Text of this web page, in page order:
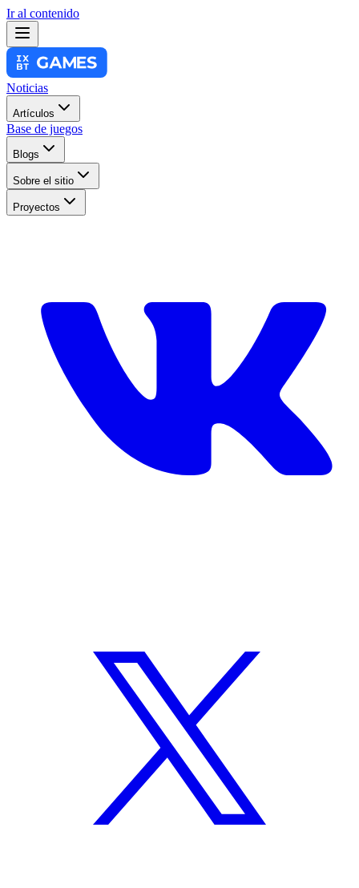
Ir al contenido
Noticias
Artículos
Base de juegos
Blogs
Sobre el sitio
Proyectos